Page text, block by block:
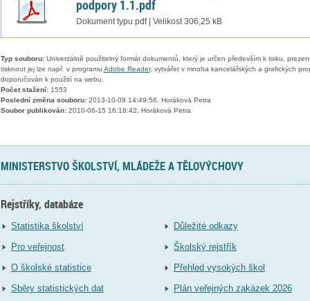
podpory 1.1.pdf
Dokument typu pdf | Velikost 306,25 kB
Typ souboru:Univerzálně použitelný formát dokumentů, který je určen především k tisku,
tisknout jej lze např. v programu Adobe Reader, vytvářet v mnoha kancelářských a grafických
doporučován k použití na webu.
Počet stažení:1553
Poslední změna souboru:2013-10-09 14:49:56, Horáková Petra
Soubor publikován:2010-06-15 16:18:42, Horáková Petra
MINISTERSTVO ŠKOLSTVÍ, MLÁDEŽE A TĚLOVÝCHOVY
Rejstříky, databáze
Statistika školství
Pro veřejnost
O školské statistice
Sběry statistických dat
Důležité odkazy
Školský rejstřík
Přehled vysokých škol
Plán veřejných zakázek 2026